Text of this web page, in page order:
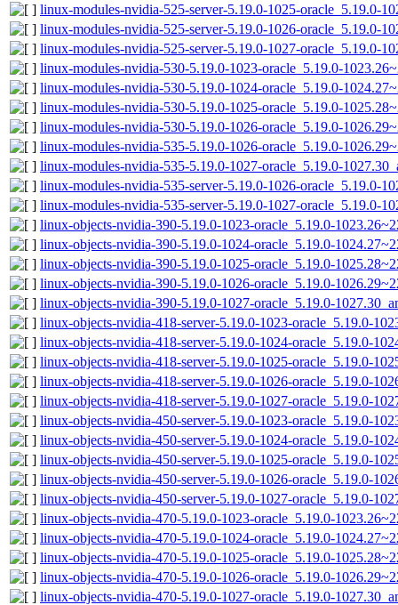
linux-modules-nvidia-525-server-5.19.0-1025-oracle_5.19.0-
linux-modules-nvidia-525-server-5.19.0-1026-oracle_5.19.0-
linux-modules-nvidia-525-server-5.19.0-1027-oracle_5.19.0-
linux-modules-nvidia-530-5.19.0-1023-oracle_5.19.0-
linux-modules-nvidia-530-5.19.0-1024-oracle_5.19.0-
linux-modules-nvidia-530-5.19.0-1025-oracle_5.19.0-
linux-modules-nvidia-530-5.19.0-1026-oracle_5.19.0-
linux-modules-nvidia-535-5.19.0-1026-oracle_5.19.0-
linux-modules-nvidia-535-5.19.0-1027-oracle_5.19.0-
linux-modules-nvidia-535-server-5.19.0-1026-oracle_5.19.0-
linux-modules-nvidia-535-server-5.19.0-1027-oracle_5.19.0-
linux-objects-nvidia-390-5.19.0-1023-oracle_5.19.0-
linux-objects-nvidia-390-5.19.0-1024-oracle_5.19.0-
linux-objects-nvidia-390-5.19.0-1025-oracle_5.19.0-
linux-objects-nvidia-390-5.19.0-1026-oracle_5.19.0-
linux-objects-nvidia-390-5.19.0-1027-oracle_5.19.0-
linux-objects-nvidia-418-server-5.19.0-1023-oracle_5.19.0-
linux-objects-nvidia-418-server-5.19.0-1024-oracle_5.19.0-
linux-objects-nvidia-418-server-5.19.0-1025-oracle_5.19.0-
linux-objects-nvidia-418-server-5.19.0-1026-oracle_5.19.0-
linux-objects-nvidia-418-server-5.19.0-1027-oracle_5.19.0-
linux-objects-nvidia-450-server-5.19.0-1023-oracle_5.19.0-
linux-objects-nvidia-450-server-5.19.0-1024-oracle_5.19.0-
linux-objects-nvidia-450-server-5.19.0-1025-oracle_5.19.0-
linux-objects-nvidia-450-server-5.19.0-1026-oracle_5.19.0-
linux-objects-nvidia-450-server-5.19.0-1027-oracle_5.19.0-
linux-objects-nvidia-470-5.19.0-1023-oracle_5.19.0-
linux-objects-nvidia-470-5.19.0-1024-oracle_5.19.0-
linux-objects-nvidia-470-5.19.0-1025-oracle_5.19.0-
linux-objects-nvidia-470-5.19.0-1026-oracle_5.19.0-
linux-objects-nvidia-470-5.19.0-1027-oracle_5.19.0-